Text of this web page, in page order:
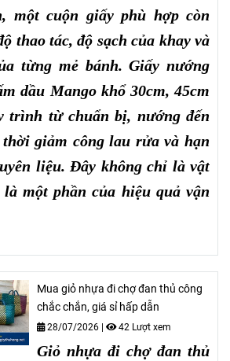
một cuộn giấy phù hợp còn
thao tác, độ sạch của khay và
từng mẻ bánh. Giấy nướng
dầu Mango khổ 30cm, 45cm
trình từ chuẩn bị, nướng đến
thời giảm công lau rửa và hạn
liệu. Đây không chỉ là vật
một phần của hiệu quả vận
Mua giỏ nhựa đi chợ đan thủ công
chắc chắn, giá sỉ hấp dẫn
28/07/2026 | 42 Lượt xem
Giỏ nhựa đi chợ đan thủ